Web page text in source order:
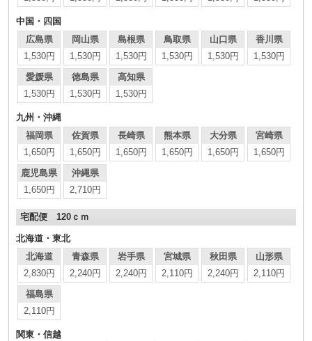
中国・四国
広島県
1,530円
岡山県
1,530円
島根県
1,530円
鳥取県
1,530円
山口県
1,530円
香川県
1,530円
愛媛県
1,530円
徳島県
1,530円
高知県
1,530円
九州・沖縄
福岡県
1,650円
佐賀県
1,650円
長崎県
1,650円
熊本県
1,650円
大分県
1,650円
宮崎県
1,650円
鹿児島県
1,650円
沖縄県
2,710円
宅配便 120ｃｍ
北海道・東北
北海道
2,830円
青森県
2,240円
岩手県
2,240円
宮城県
2,110円
秋田県
2,240円
山形県
2,110円
福島県
2,110円
関東・信越